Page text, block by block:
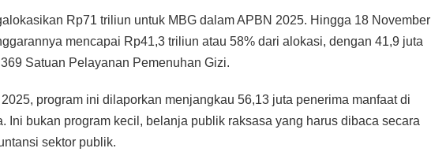
Rp71 triliun untuk MBG dalam APBN 2025. Hingga 18 November
mencapai Rp41,3 triliun atau 58% dari alokasi, dengan 41,9 juta
Satuan Pelayanan Pemenuhan Gizi.
program ini dilaporkan menjangkau 56,13 juta penerima manfaat di
Ini bukan program kecil, belanja publik raksasa yang harus dibaca secara
sektor publik.